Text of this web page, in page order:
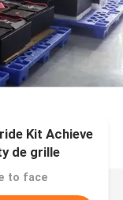
Kit Achieve
de grille
to face